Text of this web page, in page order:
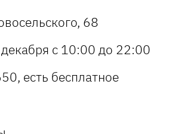
68
с 10:00 до 22:00
есть бесплатное